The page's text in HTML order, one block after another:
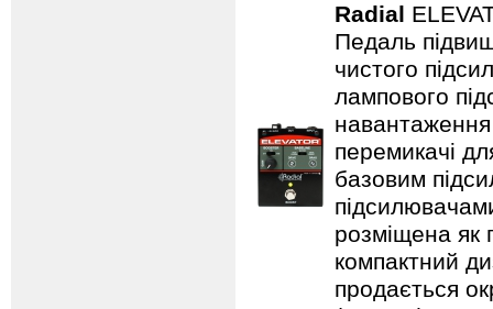
Radial
Педаль
чистого
лампового
перемикачі
базовим
розміщена як
компактний
продається